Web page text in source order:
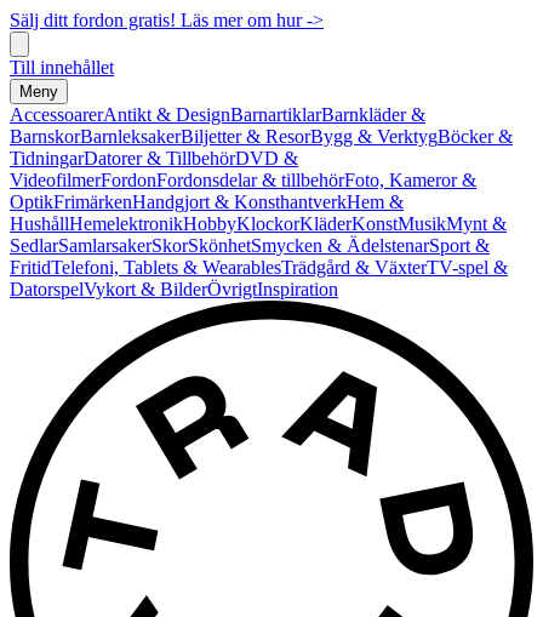
Sälj ditt fordon gratis! Läs mer om hur ->
Till innehållet
Meny
AccessoarerAntikt & DesignBarnartiklarBarnkläder &
BarnskorBarnleksakerBiljetter & ResorBygg & VerktygBöcker &
TidningarDatorer & TillbehörDVD &
VideofilmerFordonFordonsdelar & tillbehörFoto, Kameror &
OptikFrimärkenHandgjort & KonsthantverkHem &
HushållHemelektronikHobbyKlockorKläderKonstMusikMynt &
SedlarSamlarsakerSkorSkönhetSmycken & ÄdelstenarSport &
FritidTelefoni, Tablets & WearablesTrädgård & VäxterTV-spel &
DatorspelVykort & BilderÖvrigtInspiration